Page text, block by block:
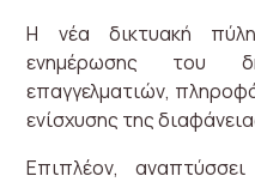
Η νέα δικτυακή
ενημέρωσης του
επαγγελματιών,
ενίσχυσης της
Επιπλέον,